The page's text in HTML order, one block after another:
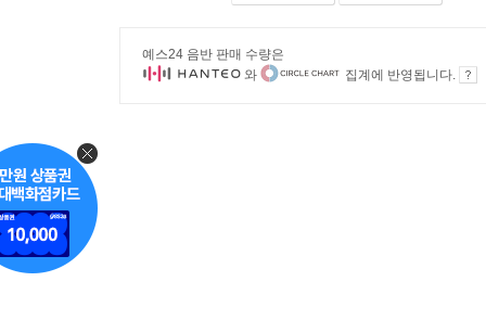
예스24 음반 판매 수량은
와
집계에 반영됩니다.